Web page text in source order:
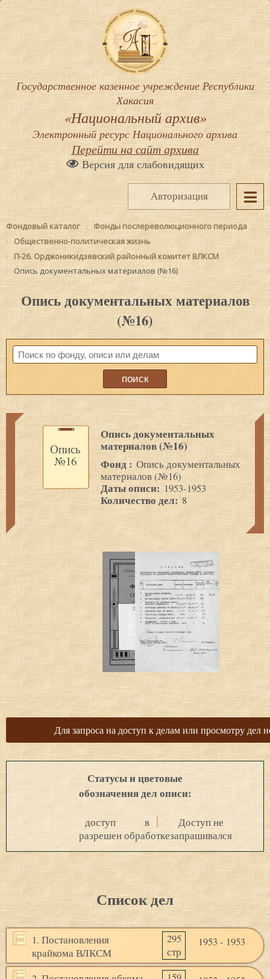
Государственное казенное учреждение Республики
Хакасия
«Национальный архив»
Электронный ресурс Национального архива
Перейти на сайт архива
Версия для слабовидящих
Авторизация
Фондовый каталог
Фонды послереволюционного периода
Общественно-политическая жизнь
П-26. Орджоникидзевский районный комитет ВЛКСМ
Опись документальных материалов (№16)
Опись документальных материалов
(№16)
Опись
№16
Опись документальных
материалов (№16)
Фонд : Опись документальных
материалов (№16)
Даты описи: 1953-1953
Количество дел: 8
Для запроса на доступ к делам или просмотру дел
Статусы и цветовые
обозначения дел описи:
доступ
разрешен
в
обработке
Доступ не
запрашивался
Список дел
1. Постановления
крайкома ВЛКСМ
295
стр
1953 - 1953